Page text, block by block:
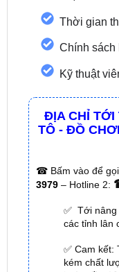
ĐỊA CHỈ TỚI
☎Bấm vào để
✅ Tới nâng
các tỉnh lân
✅ Cam kết:
kém chất
✅ Thời